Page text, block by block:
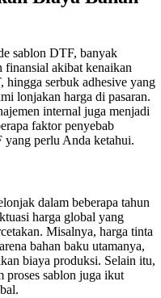
sablon DTF, banyak
finansial akibat kenaikan
serbuk adhesive yang
lonjakan harga di pasaran.
internal juga menjadi
faktor penyebab
yang perlu Anda ketahui.
dalam beberapa tahun
harga global yang
Misalnya, harga tinta
bahan baku utamanya,
biaya produksi. Selain itu,
proses sablon juga ikut